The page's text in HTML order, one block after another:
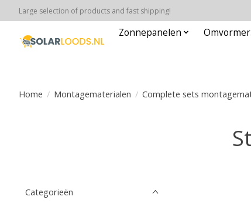
Large selection of products and fast shipping!
Zonnepanelen
Home / Montagematerialen / Complete sets
Categorieën